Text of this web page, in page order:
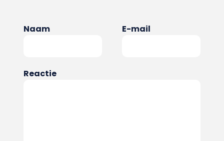
Naam E-mail
Reactie